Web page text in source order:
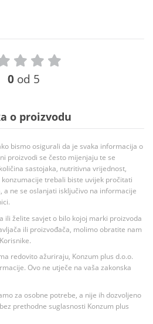
0 od 5
o proizvodu
bismo osigurali da je svaka informacija o
proizvodi se često mijenjaju te se
sastojaka, nutritivna vrijednost,
trebali biste uvijek pročitati
ne se oslanjati isključivo na informacije
ili želite savjet o bilo kojoj marki proizvoda
ili proizvođača, molimo obratite nam
redovito ažuriraju, Konzum plus d.o.o.
Ovo ne utječe na vaša zakonska
za osobne potrebe, a nije ih dozvoljeno
prethodne suglasnosti Konzum plus